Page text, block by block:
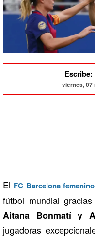
Escribe:
viernes, 07
El FC Barcelona femenino
fútbol mundial
Aitana Bonmatí y
jugadoras